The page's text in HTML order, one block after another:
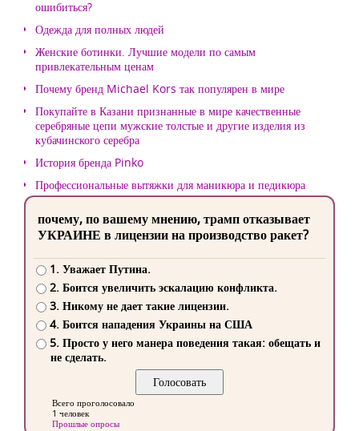
ошибиться?
Одежда для полных людей
Женские ботинки. Лучшие модели по самым
привлекательным ценам
Почему бренд Michael Kors так популярен в мире
Покупайте в Казани признанные в мире качественные
серебряные цепи мужские толстые и другие изделия из
кубачинского серебра
История бренда Pinko
Профессиональные вытяжки для маникюра и педикюра
почему, по вашему мнению, трамп отказывает
УКРАИНЕ в лицензии на производство ракет?
1. Уважает Путина.
2. Боится увеличить эскалацию конфликта.
3. Никому не дает такие лицензии.
4. Боится нападения Украины на США
5. Просто у него манера поведения такая: обещать и
не сделать.
Всего проголосовало
1 человек
Прошлые опросы